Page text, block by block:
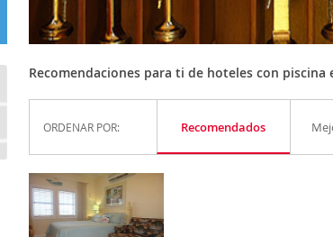
Recomendaciones para ti de hoteles con piscina
ORDENAR POR: Recomendados